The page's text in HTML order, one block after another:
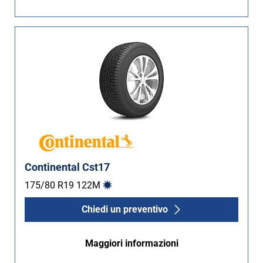
Non Run flat (2)
Continental Cst17
175/80 R19 122M
Chiedi un preventivo
Maggiori informazioni